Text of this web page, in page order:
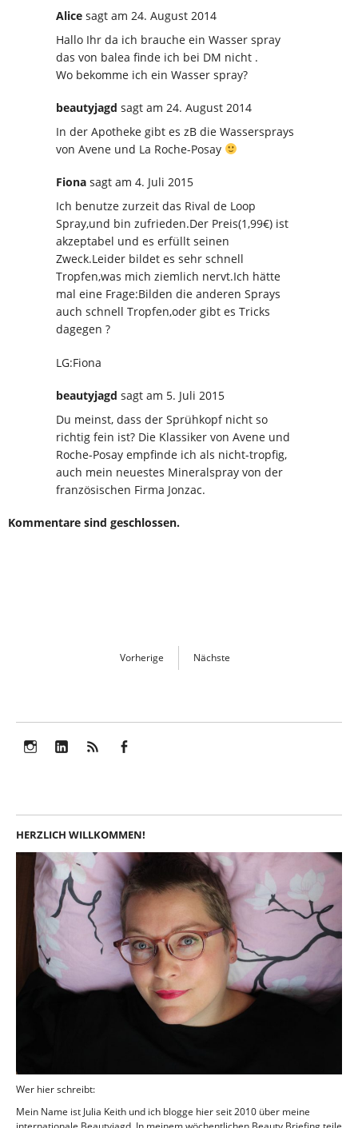
Alice sagt am 24. August 2014
Hallo Ihr da ich brauche ein Wasser spray
das von balea finde ich bei DM nicht .
Wo bekomme ich ein Wasser spray?
beautyjagd sagt am 24. August 2014
In der Apotheke gibt es zB die Wassersprays
von Avene und La Roche-Posay
Fiona sagt am 4. Juli 2015
Ich benutze zurzeit das Rival de Loop
Spray,und bin zufrieden.Der Preis(1,99€) ist
akzeptabel und es erfüllt seinen
Zweck.Leider bildet es sehr schnell
Tropfen,was mich ziemlich nervt.Ich hätte
mal eine Frage:Bilden die anderen Sprays
auch schnell Tropfen,oder gibt es Tricks
dagegen ?
LG:Fiona
beautyjagd sagt am 5. Juli 2015
Du meinst, dass der Sprühkopf nicht so
richtig fein ist? Die Klassiker von Avene und
Roche-Posay empfinde ich als nicht-tropfig,
auch mein neuestes Mineralspray von der
französischen Firma Jonzac.
Kommentare sind geschlossen.
Vorherige Nächste
HERZLICH WILLKOMMEN!
Wer hier schreibt:
Mein Name ist Julia Keith und ich blogge hier seit 2010 über meine